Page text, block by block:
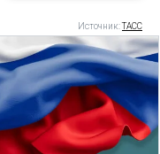
Источник:ТАСС